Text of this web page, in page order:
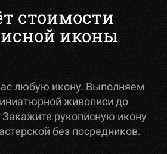
стоимости
иконы
любую икону. Выполняем
живописи до
рукописную икону
без посредников.